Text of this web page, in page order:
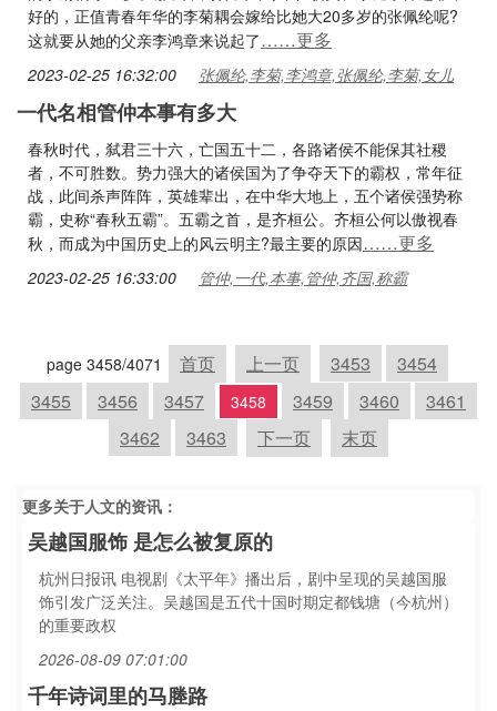
好的，正值青春年华的李菊耦会嫁给比她大20多岁的张佩纶呢?
这就要从她的父亲李鸿章来说起了……更多
2023-02-25 16:32:00 张佩纶,李菊,李鸿章,张佩纶,李菊,女儿
一代名相管仲本事有多大
春秋时代，弑君三十六，亡国五十二，各路诸侯不能保其社稷
者，不可胜数。势力强大的诸侯国为了争夺天下的霸权，常年征
战，此间杀声阵阵，英雄辈出，在中华大地上，五个诸侯强势称
霸，史称“春秋五霸”。五霸之首，是齐桓公。齐桓公何以傲视春
秋，而成为中国历史上的风云明主?最主要的原因……更多
2023-02-25 16:33:00 管仲,一代,本事,管仲,齐国,称霸
page 3458/4071 首页 上一页 3453
3454
3455
3456 3457 3458 3459 3460
3461
3462
3463 下一页 末页
更多关于人文的资讯：
吴越国服饰 是怎么被复原的
杭州日报讯 电视剧《太平年》播出后，剧中呈现的吴越国服
饰引发广泛关注。吴越国是五代十国时期定都钱塘（今杭州）
的重要政权
2026-08-09 07:01:00
千年诗词里的马塍路